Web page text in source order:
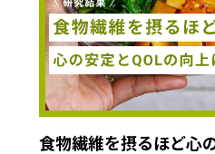
食物繊維を摂るほど心